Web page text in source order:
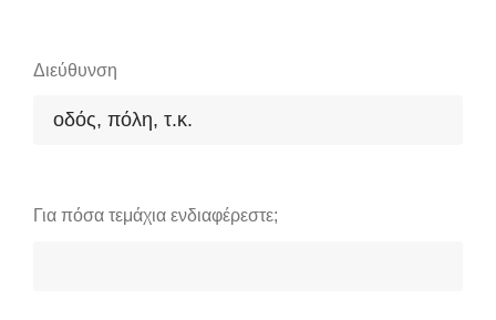
Διεύθυνση
Για πόσα τεμάχια ενδιαφέρεστε;